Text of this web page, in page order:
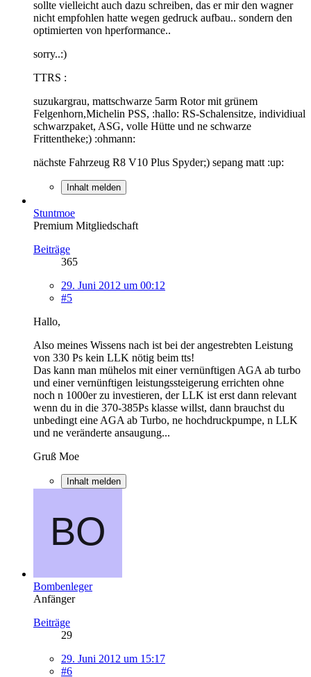
sollte vielleicht auch dazu schreiben, das er mir den wagner
nicht empfohlen hatte wegen gedruck aufbau.. sondern den
optimierten von hperformance..
sorry..:)
TTRS :
suzukargrau, mattschwarze 5arm Rotor mit grünem
Felgenhorn,Michelin PSS, :hallo: RS-Schalensitze, individiual
schwarzpaket, ASG, volle Hütte und ne schwarze
Frittentheke;) :ohmann:
nächste Fahrzeug R8 V10 Plus Spyder;) sepang matt :up:
Inhalt melden
Stuntmoe
Premium Mitgliedschaft
Beiträge
365
29. Juni 2012 um 00:12
#5
Hallo,
Also meines Wissens nach ist bei der angestrebten Leistung
von 330 Ps kein LLK nötig beim tts!
Das kann man mühelos mit einer vernünftigen AGA ab turbo
und einer vernünftigen leistungssteigerung errichten ohne
noch n 1000er zu investieren, der LLK ist erst dann relevant
wenn du in die 370-385Ps klasse willst, dann brauchst du
unbedingt eine AGA ab Turbo, ne hochdruckpumpe, n LLK
und ne veränderte ansaugung...
Gruß Moe
Inhalt melden
Bombenleger
Anfänger
Beiträge
29
29. Juni 2012 um 15:17
#6